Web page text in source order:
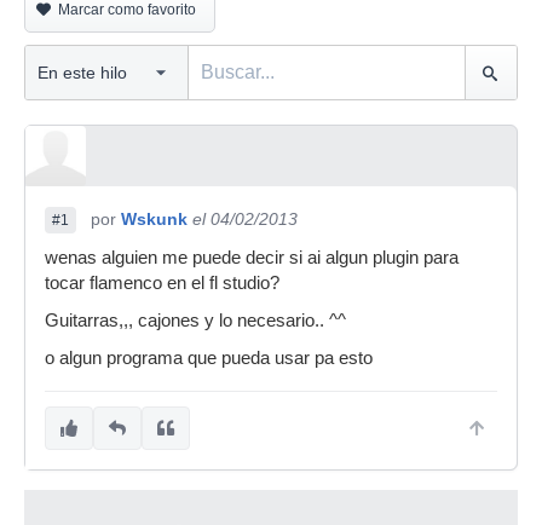
Marcar como favorito
#1 por Wskunk el 04/02/2013
wenas alguien me puede decir si ai algun plugin para
tocar flamenco en el fl studio?
Guitarras,,, cajones y lo necesario.. ^^
o algun programa que pueda usar pa esto